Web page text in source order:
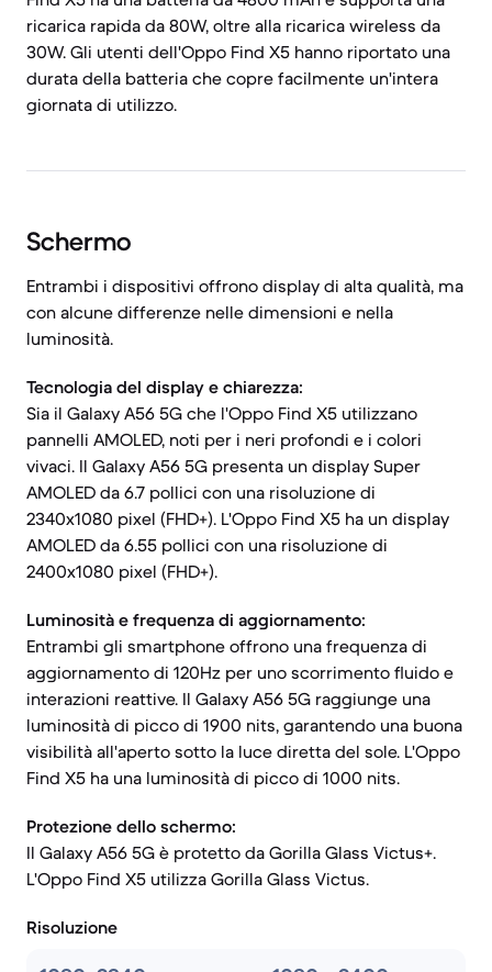
ricarica rapida da 80W, oltre alla ricarica wireless da
30W. Gli utenti dell'Oppo Find X5 hanno riportato una
durata della batteria che copre facilmente un'intera
giornata di utilizzo.
Schermo
Entrambi i dispositivi offrono display di alta qualità, ma
con alcune differenze nelle dimensioni e nella
luminosità.
Tecnologia del display e chiarezza:
Sia il Galaxy A56 5G che l'Oppo Find X5 utilizzano
pannelli AMOLED, noti per i neri profondi e i colori
vivaci. Il Galaxy A56 5G presenta un display Super
AMOLED da 6.7 pollici con una risoluzione di
2340x1080 pixel (FHD+). L'Oppo Find X5 ha un display
AMOLED da 6.55 pollici con una risoluzione di
2400x1080 pixel (FHD+).
Luminosità e frequenza di aggiornamento:
Entrambi gli smartphone offrono una frequenza di
aggiornamento di 120Hz per uno scorrimento fluido e
interazioni reattive. Il Galaxy A56 5G raggiunge una
luminosità di picco di 1900 nits, garantendo una buona
visibilità all'aperto sotto la luce diretta del sole. L'Oppo
Find X5 ha una luminosità di picco di 1000 nits.
Protezione dello schermo:
Il Galaxy A56 5G è protetto da Gorilla Glass Victus+.
L'Oppo Find X5 utilizza Gorilla Glass Victus.
Risoluzione